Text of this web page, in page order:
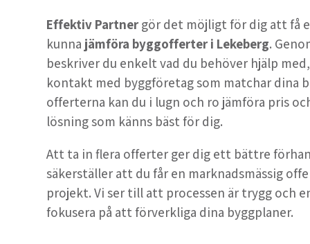
Effektiv Partner gör det möjligt för dig att få
kunna jämföra byggofferter i Lekeberg.
beskriver du enkelt vad du behöver hjälp
kontakt med byggföretag som matchar dina
offerterna kan du i lugn och ro jämföra pris
lösning som känns bäst för dig.
Att ta in flera offerter ger dig ett bättre
säkerställer att du får en marknadsmässig
projekt. Vi ser till att processen är trygg och
fokusera på att förverkliga dina byggplaner.